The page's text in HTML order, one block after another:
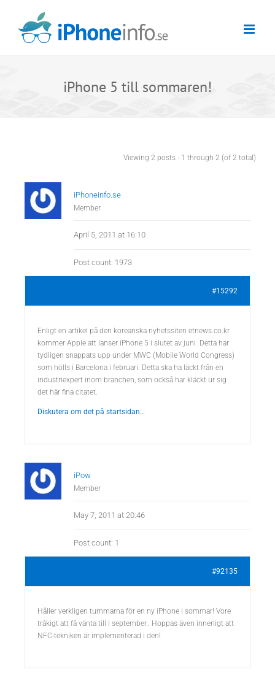
content
iPhone 5 till sommaren!
Viewing 2 posts - 1 through 2 (of 2 total)
iPhoneinfo.se
Member
April 5, 2011 at 16:10
Post count: 1973
#15292
Enligt en artikel på den koreanska nyhetssiten etnews.co.kr
kommer Apple att lanser iPhone 5 i slutet av juni. Detta har
tydligen snappats upp under MWC (Mobile World Congress)
som hölls i Barcelona i februari. Detta ska ha läckt från en
industriexpert inom branchen, som också har kläckt ur sig
det här fina citatet.
Diskutera om det på startsidan…
iPow
Member
May 7, 2011 at 20:46
Post count: 1
#92135
Håller verkligen tummarna för en ny iPhone i sommar! Vore
tråkigt att få vänta till i september.. Hoppas även innerligt att
NFC-tekniken är implementerad i den!